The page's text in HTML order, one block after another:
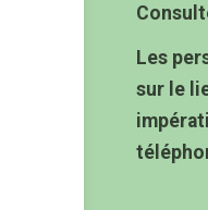
Les
sur le